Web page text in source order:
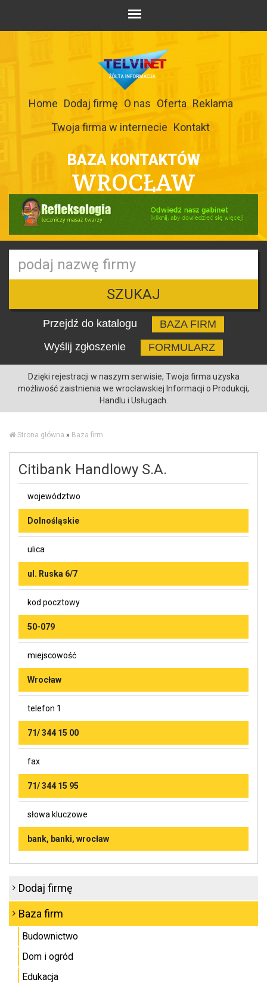
Home Dodaj firmę O nas Oferta Reklama
Twoja firma w internecie Kontakt
BAZA KONTAKTÓW
WROCŁAW
SZUKAJ
Przejdź do katalogu
BAZA FIRM
Wyślij zgłoszenie
FORMULARZ
Dzięki rejestracji w naszym serwisie, Twoja firma uzyska
możliwość zaistnienia we wrocławskiej Informacji o Produkcji,
Handlu i Usługach.
Strona główna » Baza firm
Citibank Handlowy S.A.
województwo
Dolnośląskie
ulica
ul. Ruska 6/7
kod pocztowy
50-079
miejscowość
Wrocław
telefon 1
71/ 344 15 00
fax
71/ 344 15 95
słowa kluczowe
bank, banki, wrocław
Dodaj firmę
Baza firm
Budownictwo
Dom i ogród
Edukacja